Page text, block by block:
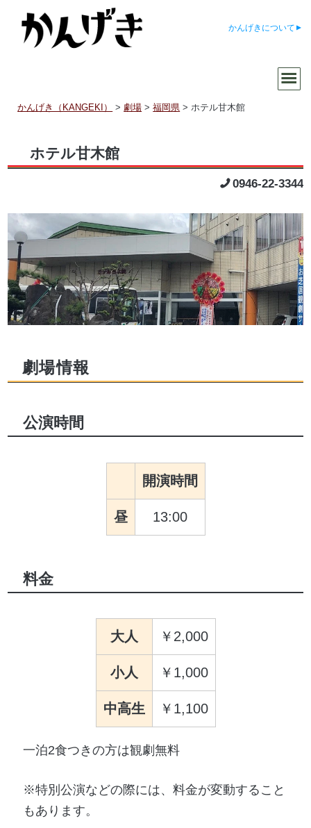
かんげきについて
かんげき（KANGEKI） >劇場 >福岡県 >ホテル甘木館
ホテル甘木館
0946-22-3344
劇場情報
公演時間
開演時間
昼 13:00
料金
大人 2,000
小人 1,000
中高生 1,100
一泊2食つきの方は観劇無料
※特別公演などの際には、料金が変動すること
もあります。